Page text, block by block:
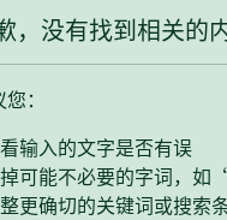
，没有找到相关的内
：
输入的文字是否有误
可能不必要的字词，
更确切的关键词或搜索